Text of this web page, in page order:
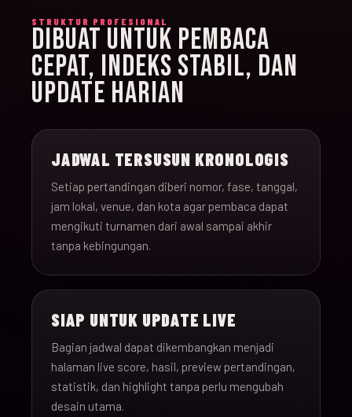
STRUKTUR PROFESIONAL
DIBUAT UNTUK PEMBACA
CEPAT, INDEKS STABIL, DAN
UPDATE HARIAN
JADWAL TERSUSUN KRONOLOGIS
Setiap pertandingan diberi nomor, fase, tanggal,
jam lokal, venue, dan kota agar pembaca dapat
mengikuti turnamen dari awal sampai akhir
tanpa kebingungan.
SIAP UNTUK UPDATE LIVE
Bagian jadwal dapat dikembangkan menjadi
halaman live score, hasil, preview pertandingan,
statistik, dan highlight tanpa perlu mengubah
desain utama.